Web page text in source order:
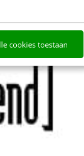
cookies toestaan